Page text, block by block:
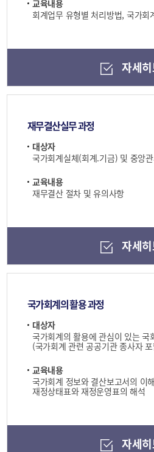
교육내용
회계업무 유형별 처리방법, 국가회
자세
재무결산실무 과정
대상자
국가회계실체(회계.기금) 및 중앙
교육내용
재무결산 절차 및 유의사항
자세
국가회계의 활용 과정
대상자
국가회계의 활용에 관심이 있는 국
(국가회계 관련 공공기관 종사자
교육내용
국가회계 정보와 결산보고서의 이
재정상태표와 재정운영표의 해석
자세